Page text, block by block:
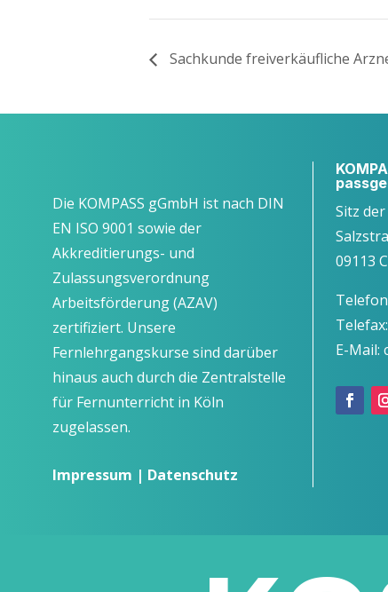
Sach­kun­de frei­ver­käuf­li­che
Die KOMPASS gGmbH ist nach DIN
EN ISO 9001 sowie der
Akkreditierungs- und
Zulassungsverordnung
Arbeitsförderung (AZAV)
zertifiziert. Unsere
Fernlehrgangskurse sind darüber
hinaus auch durch die Zentralstelle
für Fernunterricht in Köln
zugelassen.
Impressum | Datenschutz
Sitz
09113
E-Mail: